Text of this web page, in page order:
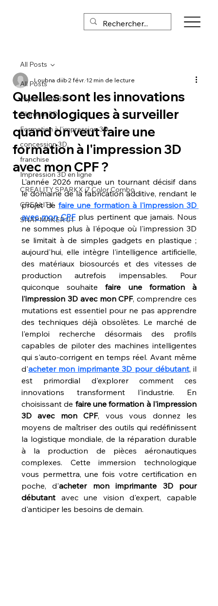
All Posts
imprimante 3D
Filament 3D
Formation à l'impression 3D
concession 3D,
franchise
Impression 3D en ligne
CREALITY SPARKX i7 Color Combo
CREALITY
SNAPMAKER U1
All Posts
Quelles sont les innovations
technologiques à surveiller
quand on veut faire une
formation à l'impression 3D
avec mon CPF ?
Loubna diib2 févr. 12 min de lecture
L'année 2026 marque un tournant décisif dans
le domaine de la fabrication additive, rendant le
projet de faire une formation à l'impression 3D
avec mon CPF plus pertinent que jamais. Nous
ne sommes plus à l'époque où l'impression 3D
se limitait à de simples gadgets en plastique ;
aujourd'hui, elle intègre l'intelligence artificielle,
des matériaux biosourcés et des vitesses de
production autrefois impensables. Pour
quiconque souhaite faire une formation à
l'impression 3D avec mon CPF, comprendre ces
mutations est essentiel pour ne pas apprendre
des techniques déjà obsolètes. Le marché de
l'emploi recherche désormais des profils
capables de piloter des machines intelligentes
qui s'auto-corrigent en temps réel. Avant même
d'acheter mon imprimante 3D pour débutant, il
est primordial d'explorer comment ces
innovations transforment l'industrie. En
choisissant de faire une formation à l'impression
3D avec mon CPF, vous vous donnez les
moyens de maîtriser des outils qui redéfinissent
la logistique mondiale, de la réparation durable
à la production de pièces aéronautiques
complexes. Cette immersion technologique
vous permettra, une fois votre certification en
poche, d'acheter mon imprimante 3D pour
débutant avec une vision d'expert, capable
d'anticiper les besoins de demain.